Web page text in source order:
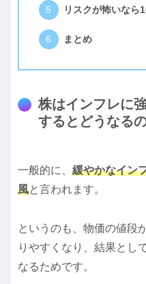
リスクが怖いなら
まとめ
株はインフレに
するとどうなる
一般的に、 緩やかなイン
風と言われます。
というのも、物価の値段
りやすくなり、結果とし
なるためです。